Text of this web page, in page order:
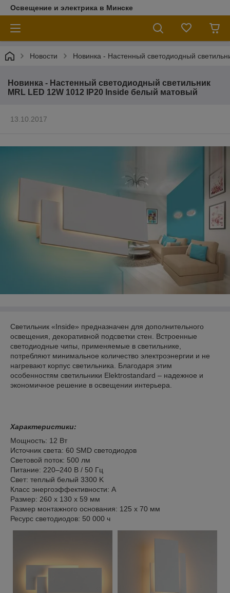
Освещение и электрика в Минске
Новости Новинка - Настенный светодиодный
Новинка - Настенный светодиодный светильник
MRL LED 12W 1012 IP20 Inside белый матовый
13.10.2017
Светильник «Inside» предназначен для дополнительного
освещения, декоративной подсветки стен. Встроенные
светодиодные чипы, применяемые в светильнике,
потребляют минимальное количество электроэнергии и не
нагревают корпус светильника. Благодаря этим
особенностям светильники Elektrostandard – надежное и
экономичное решение в освещении интерьера.
Характеристики:
Мощность: 12 Вт
Источник света: 60 SMD светодиодов
Световой поток: 500 лм
Питание: 220–240 В / 50 Гц
Cвет: теплый белый 3300 K
Класс энергоэффективности: А
Размер: 260 х 130 х 59 мм
Размер монтажного основания: 125 x 70 мм
Ресурс светодиодов: 50 000 ч